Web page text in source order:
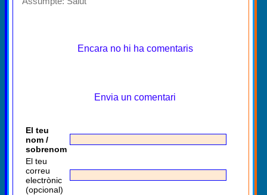
Encara no hi ha comentaris
Envia un comentari
El teu
nom /
sobrenom
El teu
correu
electrònic
(opcional)